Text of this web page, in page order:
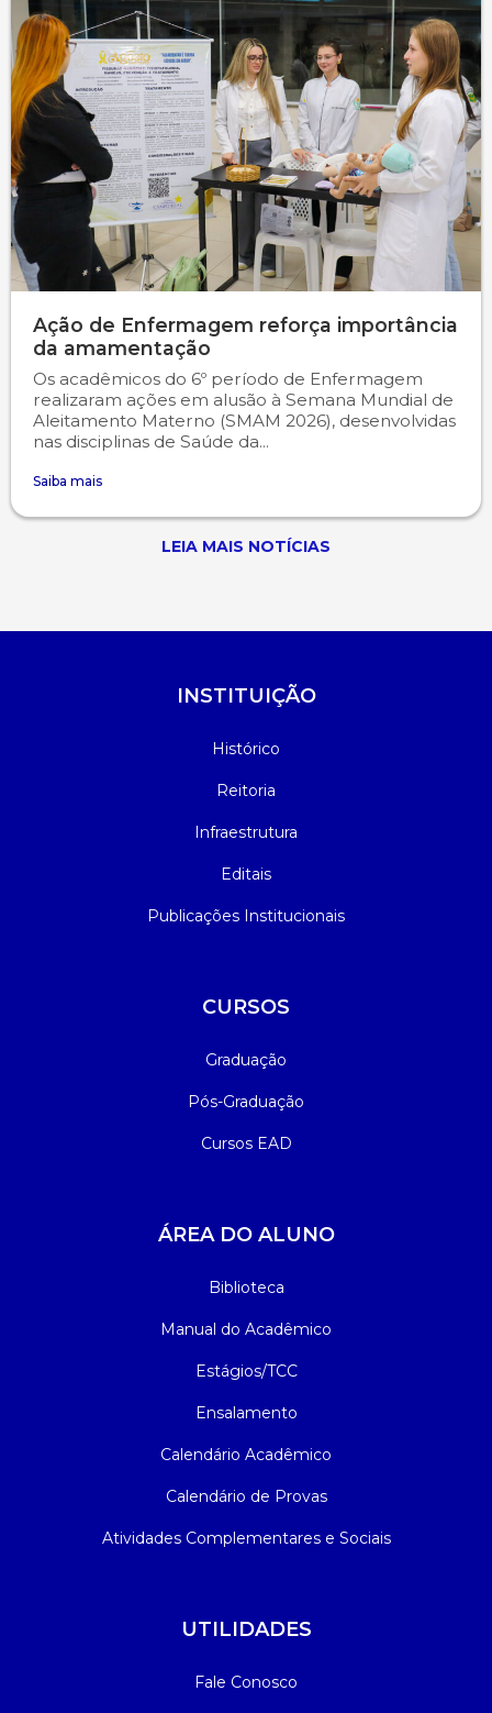
Ação de Enfermagem reforça importância
da amamentação
Os acadêmicos do 6º período de Enfermagem
realizaram ações em alusão à Semana Mundial de
Aleitamento Materno (SMAM 2026), desenvolvidas
nas disciplinas de Saúde da...
Saiba mais
LEIA MAIS NOTÍCIAS
INSTITUIÇÃO
Histórico
Reitoria
Infraestrutura
Editais
Publicações Institucionais
CURSOS
Graduação
Pós-Graduação
Cursos EAD
ÁREA DO ALUNO
Biblioteca
Manual do Acadêmico
Estágios/TCC
Ensalamento
Calendário Acadêmico
Calendário de Provas
Atividades Complementares e Sociais
UTILIDADES
Fale Conosco